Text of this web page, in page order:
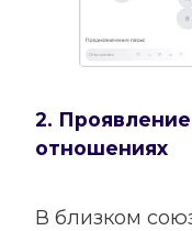
2.
отношениях
В близком